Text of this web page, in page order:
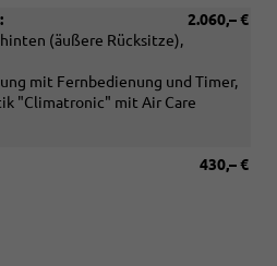
2.060,– €
(äußere Rücksitze),
mit Fernbedienung und Timer,
"Climatronic" mit Air Care
430,– €